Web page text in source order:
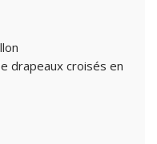
drapeaux croisés en